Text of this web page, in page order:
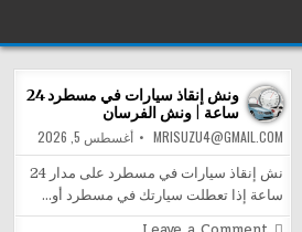
ونش إنقاذ سيارات في مسطرد 24
ساعة | ونش الفرسان
MRISUZU4@GMAIL.COM أغسطس 5, 2026
نش إنقاذ سيارات في مسطرد على مدار 24
ساعة إذا تعطلت سيارتك في مسطرد أو…